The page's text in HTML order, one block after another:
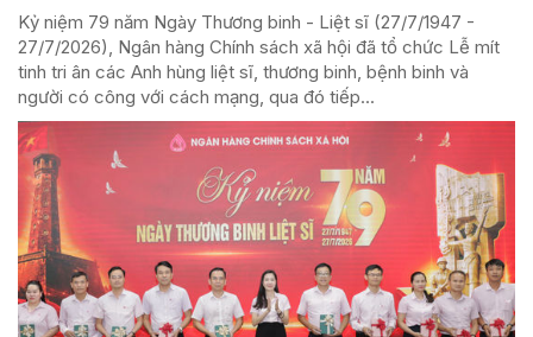
Kỷ niệm 79 năm Ngày Thương binh - Liệt sĩ (27/7/1947 -
27/7/2026), Ngân hàng Chính sách xã hội đã tổ chức Lễ mít
tinh tri ân các Anh hùng liệt sĩ, thương binh, bệnh binh và
người có công với cách mạng, qua đó tiếp...